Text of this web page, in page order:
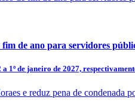
fim de ano para servidores
1º de janeiro de 2027,